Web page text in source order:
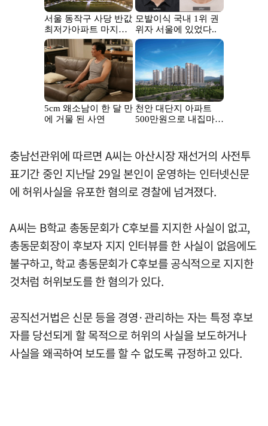
충남선관위에 따르면 A씨는 아산시장 재선거의 사전투
표기간 중인 지난달 29일 본인이 운영하는 인터넷신문
에 허위사실을 유포한 혐의로 경찰에 넘겨졌다.
A씨는 B학교 총동문회가 C후보를 지지한 사실이 없고,
총동문회장이 후보자 지지 인터뷰를 한 사실이 없음에도
불구하고, 학교 총동문회가 C후보를 공식적으로 지지한
것처럼 허위보도를 한 혐의가 있다.
공직선거법은 신문 등을 경영·관리하는 자는 특정 후보
자를 당선되게 할 목적으로 허위의 사실을 보도하거나
사실을 왜곡하여 보도를 할 수 없도록 규정하고 있다.